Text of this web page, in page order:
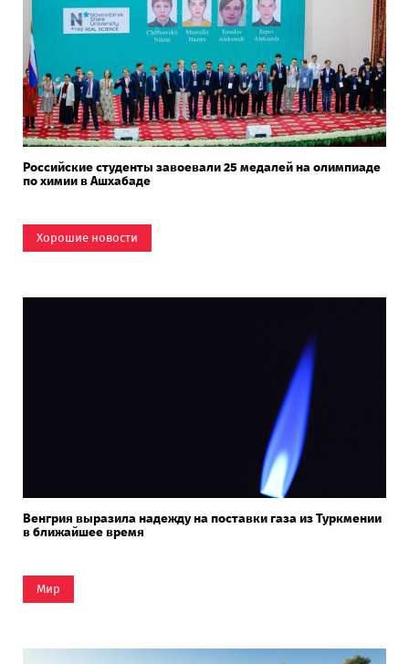
Российские студенты завоевали 25 медалей на олимпиаде
по химии в Ашхабаде
Хорошие новости
Венгрия выразила надежду на поставки газа из Туркмении
в ближайшее время
Мир